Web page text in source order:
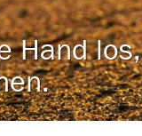
Hand los,